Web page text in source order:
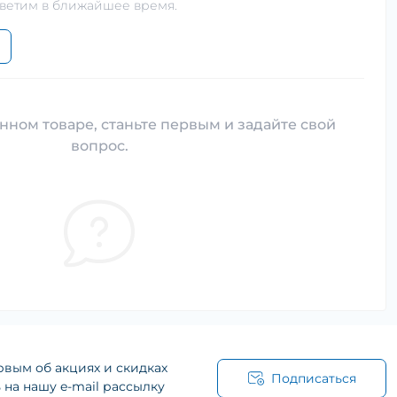
в ближайшее время.
товаре, станьте первым и задайте свой
вопрос.
об акциях и скидках
нашу e-mail рассылку
Подписаться